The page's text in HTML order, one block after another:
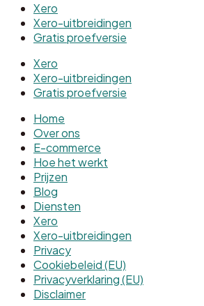
Xero
Xero-uitbreidingen
Gratis proefversie
Xero
Xero-uitbreidingen
Gratis proefversie
Home
Over ons
E-commerce
Hoe het werkt
Prijzen
Blog
Diensten
Xero
Xero-uitbreidingen
Privacy
Cookiebeleid (EU)
Privacyverklaring (EU)
Disclaimer